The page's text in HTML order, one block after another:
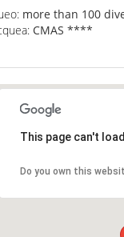
more than 100
CMAS ****
This page can't
Do you own this